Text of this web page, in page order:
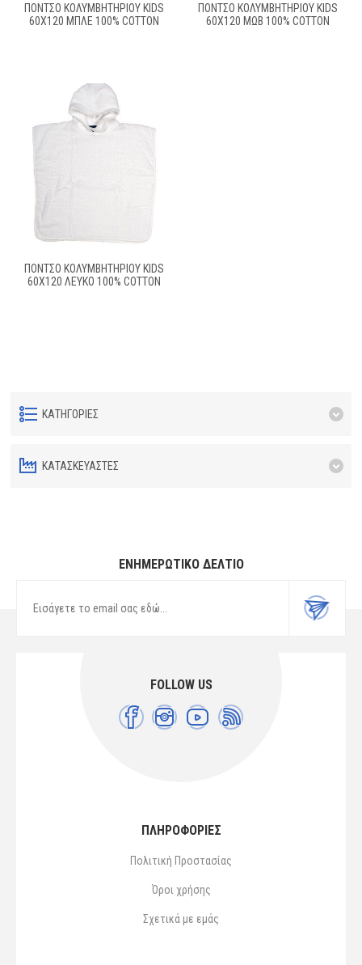
ΠΌΝΤΣΟ ΚΟΛΥΜΒΗΤΗΡΊΟΥ KIDS
60X120 ΜΠΛΕ 100% COTTON
ΠΌΝΤΣΟ ΚΟΛΥΜΒΗΤΗΡΊΟΥ KIDS
60X120 ΜΩΒ 100% COTTON
ΠΌΝΤΣΟ ΚΟΛΥΜΒΗΤΗΡΊΟΥ KIDS
60X120 ΛΕΥΚΌ 100% COTTON
ΚΑΤΗΓΟΡΊΕΣ
ΚΑΤΑΣΚΕΥΑΣΤΈΣ
ΕΝΗΜΕΡΩΤΙΚΌ ΔΕΛΤΊΟ
FOLLOW US
ΠΛΗΡΟΦΟΡΙΕΣ
Πολιτική Προστασίας
Όροι χρήσης
Σχετικά με εμάς